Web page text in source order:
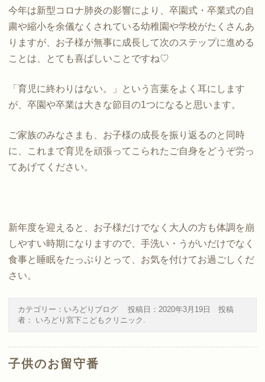
今年は新型コロナ肺炎の影響により、卒園式・卒業式の自
粛や縮小を余儀なくされている幼稚園や学校がたくさんあ
りますが、お子様が無事に成長して次のステップに進める
ことは、とても喜ばしいことですね♡
「育児に終わりはない。」という言葉をよく耳にします
が、卒園や卒業は大きな節目の1つになると思います。
ご家族のみなさまも、お子様の成長を振り返るのと同時
に、これまで育児を頑張ってこられたご自身をどうぞ労っ
てあげてください。
新年度を迎えると、お子様だけでなく大人の方も体調を崩
しやすい時期になりますので、手洗い・うがいだけでなく
食事と睡眠をたっぷりとって、お気を付けてお過ごしくだ
さい。
カテゴリー： いろどりブログ 投稿日： 2020年3月19日
投稿
者： いろどり宮下こどもクリニック
子供のお留守番